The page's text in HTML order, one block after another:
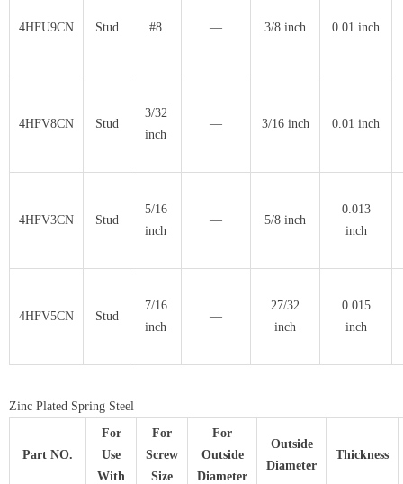
4HFU9CN Stud #8 — 3/8 inch 0.01 inch
4HFV8CN Stud
3/32
inch
— 3/16 inch 0.01 inch
4HFV3CN Stud
5/16
inch
— 5/8 inch
0.013
inch
4HFV5CN Stud
7/16
inch
—
27/32
inch
0.015
inch
Zinc Plated Spring Steel
Part NO.
For
Use
With
For
Screw
Size
For
Outside
Diameter
Outside
Diameter
Thickness